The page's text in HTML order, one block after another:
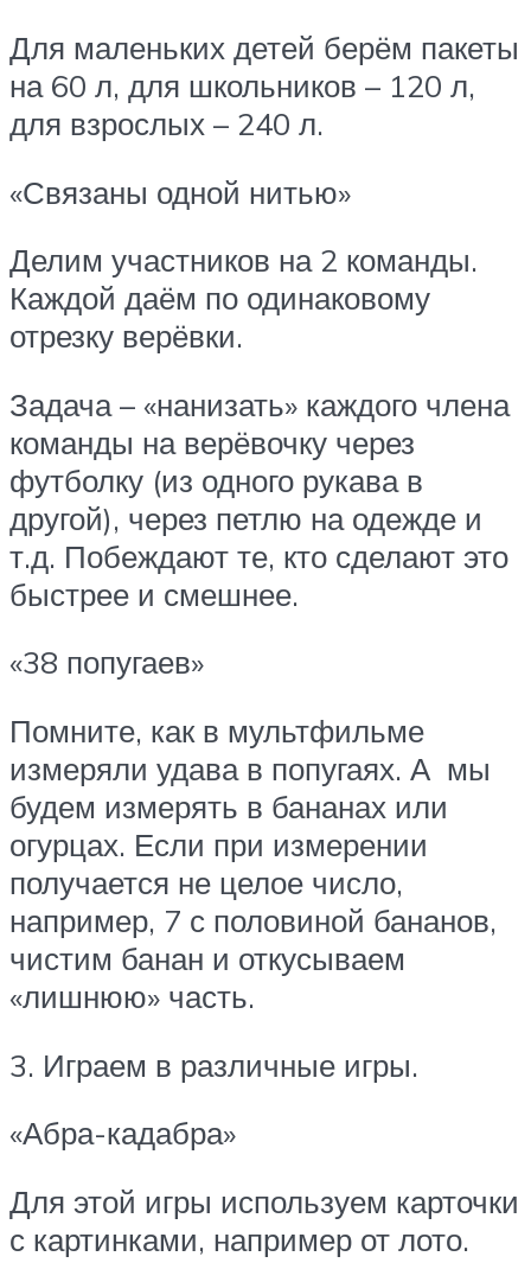
Для маленьких детей берём пакеты
на 60 л, для школьников – 120 л,
для взрослых – 240 л.
«Связаны одной нитью»
Делим участников на 2 команды.
Каждой даём по одинаковому
отрезку верёвки.
Задача – «нанизать» каждого члена
команды на верёвочку через
футболку (из одного рукава в
другой), через петлю на одежде и
т.д. Побеждают те, кто сделают это
быстрее и смешнее.
«38 попугаев»
Помните, как в мультфильме
измеряли удава в попугаях. А мы
будем измерять в бананах или
огурцах. Если при измерении
получается не целое число,
например, 7 с половиной бананов,
чистим банан и откусываем
«лишнюю» часть.
3. Играем в различные игры.
«Абра-кадабра»
Для этой игры используем карточки
с картинками, например от лото.